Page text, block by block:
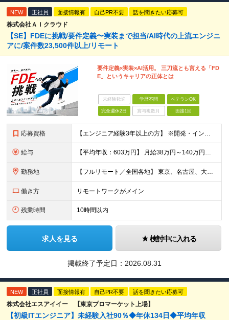
NEW 正社員 面接情報有 自己PR不要 話を聞きたい応募可
株式会社ＡＩクラウド
【SE】FDEに挑戦/要件定義〜実装まで担当/AI時代の上流エンジニ
アに/案件数23,500件以上/リモート
要件定義×実装×AI活用。 三刀流とも言える「FD
E」というキャリアの正体とは
未経験歓迎 学歴不問 ベテランOK
完全週休2日 賞与複数月 面接1回
応募資格 【エンジニア経験3年以上の方】 ※開発・インフラ・工程・言語一切不問 ※文理・学歴不問 【歓迎条件】 ◆Python実務経験がある方 ◆LLM・生成AIを使った開発経験がある方 ◆要件定義・顧客折衝
給与 【平均年収：603万円】 月給38万円～140万円＋諸手当（経験者） 【平均年収603万円】 ※案件の契約内容や昇給額などはすべて開示します。 ※経験や能力を考慮し決定します。 ※月給には固定残業
勤務地 【フルリモート／全国各地】 東京、名古屋、大阪、福岡を中心とした全国のプロジェクトにアサイン。 ※プロジェクトは完全選択制です。 ※フルリモート、ハイブリッド型、常駐案件から自由に選択可能です。 ※転
働き方 リモートワークがメイン
残業時間 10時間以内
求人を見る 検討中に入れる
掲載終了予定日： 2026.08.31
NEW 正社員 面接情報有 自己PR不要 話を聞きたい応募可
株式会社エスアイイー 【東京プロマーケット上場】
【初級ITエンジニア】未経験入社90％◆年休134日◆平均年収